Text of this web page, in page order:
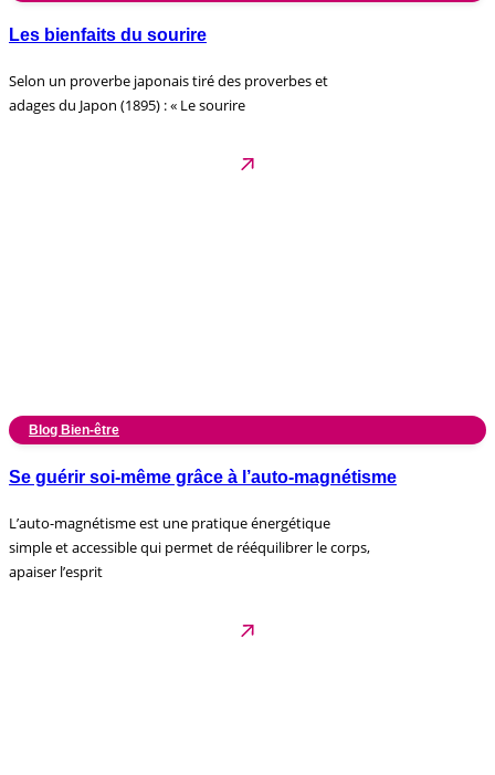
Les bienfaits du sourire
Selon un proverbe japonais tiré des proverbes et
adages du Japon (1895) : « Le sourire
Blog Bien-être
Se guérir soi-même grâce à l’auto-magnétisme
L’auto-magnétisme est une pratique énergétique
simple et accessible qui permet de rééquilibrer le corps,
apaiser l’esprit